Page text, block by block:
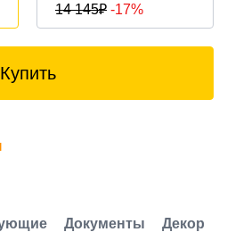
14 145₽ -17%
Купить
Документы Декор